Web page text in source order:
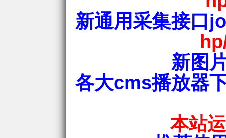
新通用采集接口
新图
各大cms播放器
本站